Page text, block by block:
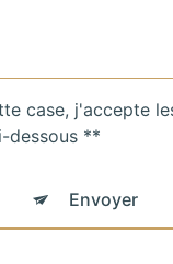
case, j'accepte
dessous **
Envoyer